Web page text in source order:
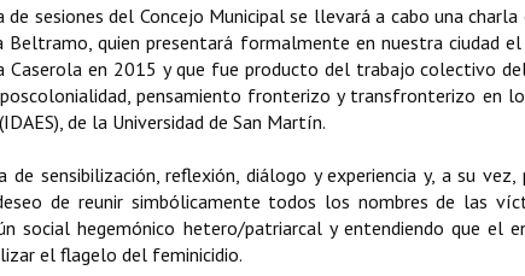
sesiones del Concejo Municipal se llevará a cabo una
Beltramo, quien presentará formalmente en nuestra ciudad
Caserola en 2015 y que fue producto del trabajo colectivo
pensamiento fronterizo y transfronterizo en
de la Universidad de San Martín.
sensibilización, reflexión, diálogo y experiencia y, a su vez,
de reunir simbólicamente todos los nombres de las
social hegemónico hetero/patriarcal y entendiendo que el
el flagelo del feminicidio.